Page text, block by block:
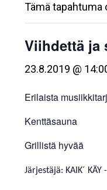
Tämä tapahtuma
Viihdettä ja
23.8.2019 @
Erilaista
Kenttäsauna
Grillistä hyvää
Järjestäjä: KAIK´ KÄY